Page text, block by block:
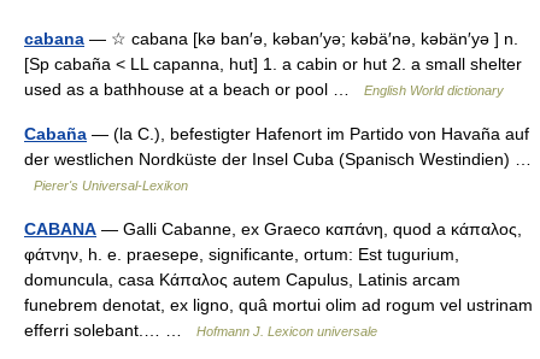
cabana — ☆ cabana [kə ban′ə, kəban′yə; kəbä′nə, kəbän′yə ] n.
[Sp cabaña < LL capanna, hut] 1. a cabin or hut 2. a small shelter
used as a bathhouse at a beach or pool …
English World dictionary
Cabaña — (la C.), befestigter Hafenort im Partido von Havaña auf
der westlichen Nordküste der Insel Cuba (Spanisch Westindien) …
Pierer's Universal-Lexikon
CABANA — Galli Cabanne, ex Graeco καπάνη, quod a κάπαλος,
φάτνην, h. e. praesepe, significante, ortum: Est tugurium,
domuncula, casa Κάπαλος autem Capulus, Latinis arcam
funebrem denotat, ex ligno, quâ mortui olim ad rogum vel ustrinam
efferri solebant.… …
Hofmann J. Lexicon universale